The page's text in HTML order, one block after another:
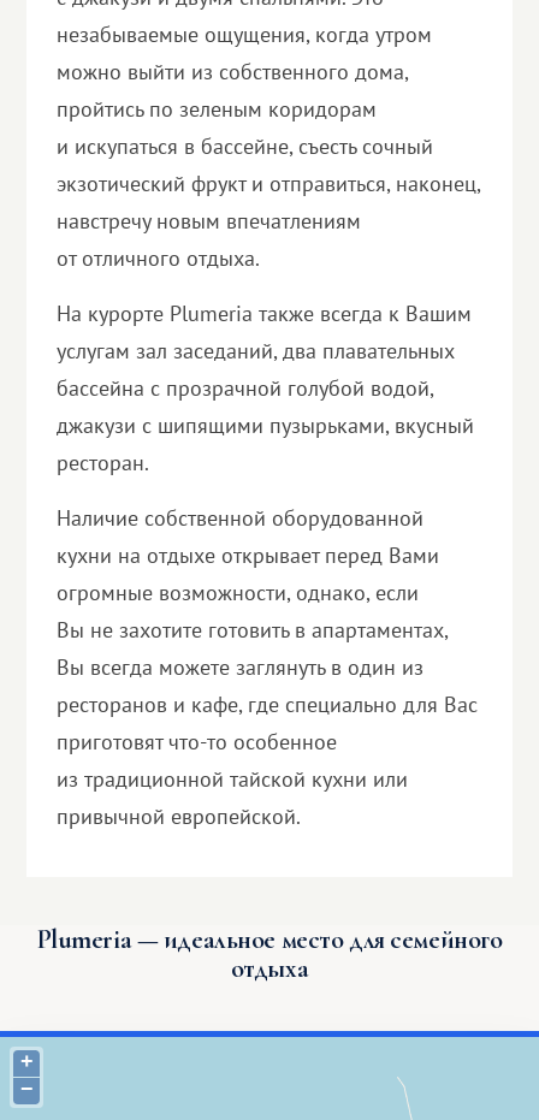
незабываемые ощущения, когда утром
можно выйти из собственного дома,
пройтись по зеленым коридорам
и искупаться в бассейне, съесть сочный
экзотический фрукт и отправиться, наконец,
навстречу новым впечатлениям
от отличного отдыха.
На курорте Plumeria также всегда к Вашим
услугам зал заседаний, два плавательных
бассейна с прозрачной голубой водой,
джакузи с шипящими пузырьками, вкусный
ресторан.
Наличие собственной оборудованной
кухни на отдыхе открывает перед Вами
огромные возможности, однако, если
Вы не захотите готовить в апартаментах,
Вы всегда можете заглянуть в один из
ресторанов и кафе, где специально для Вас
приготовят что-то особенное
из традиционной тайской кухни или
привычной европейской.
Plumeria — идеальное место для семейного
отдыха
+
−